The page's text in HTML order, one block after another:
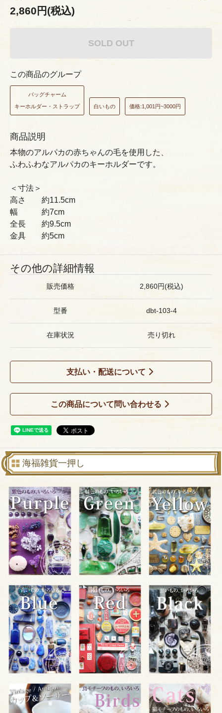
2,860円(税込)
SOLD OUT
この商品のグループ
バッグチャーム
キーホルダー・ストラップ
白いもの 価格:1,001円~3000円
商品説明
本物のアルパカの赤ちゃんの毛を使用した、
ふわふわなアルパカのキーホルダーです。
＜寸法＞
高さ 約11.5cm
幅 約7cm
全長 約9.5cm
金具 約5cm
その他の詳細情報
販売価格 2,860円(税込)
型番 dbt-103-4
在庫状況 売り切れ
支払い・配送について
この商品について問い合わせる
海福雑貨一押し